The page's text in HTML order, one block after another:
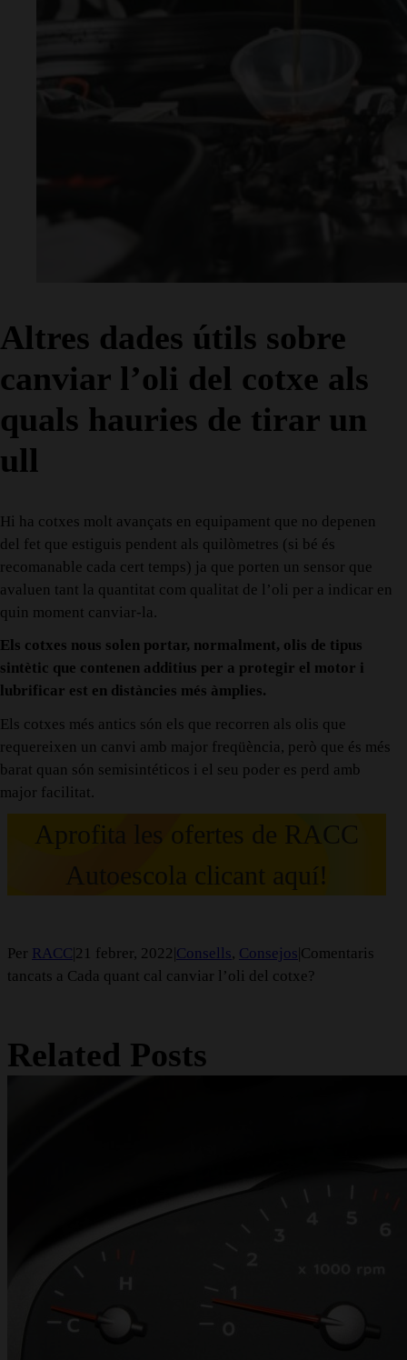
Altres dades útils sobre
canviar l’oli del cotxe als
quals hauries de tirar un
ull
Hi ha cotxes molt avançats en equipament que no depenen
del fet que estiguis pendent als quilòmetres (si bé és
recomanable cada cert temps) ja que porten un sensor que
avaluen tant la quantitat com qualitat de l’oli per a indicar en
quin moment canviar-la.
Els cotxes nous solen portar, normalment, olis de tipus
sintètic que contenen additius per a protegir el motor i
lubrificar est en distàncies més àmplies.
Els cotxes més antics són els que recorren als olis que
requereixen un canvi amb major freqüència, però que és més
barat quan són semisintéticos i el seu poder es perd amb
major facilitat.
Aprofita les ofertes de RACC
Autoescola clicant aquí!
Per RACC 21 febrer, 2022 Consells, Consejos Comentaris
tancats a Cada quant cal canviar l’oli del cotxe?
Related Posts